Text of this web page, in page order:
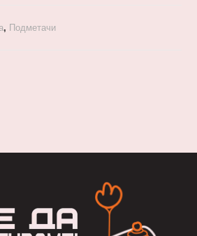
, Подметачи